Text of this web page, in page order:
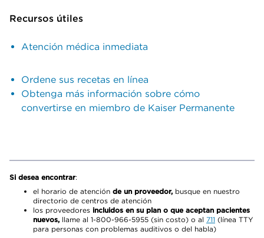
Recursos útiles
Atención médica inmediata
Ordene sus recetas en línea
Obtenga más información sobre cómo
convertirse en miembro de Kaiser Permanente
Si desea encontrar:
el horario de atención de un proveedor, busque en nuestro
directorio de centros de atención
los proveedores incluidos en su plan o que aceptan pacientes
nuevos, llame al 1-800-966-5955 (sin costo) o al 711 (línea TTY
para personas con problemas auditivos o del habla)